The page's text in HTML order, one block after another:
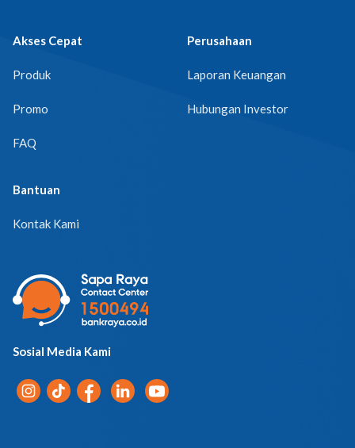
Akses Cepat
Produk
Promo
FAQ
Perusahaan
Laporan Keuangan
Hubungan Investor
Bantuan
Kontak Kami
Sosial Media Kami